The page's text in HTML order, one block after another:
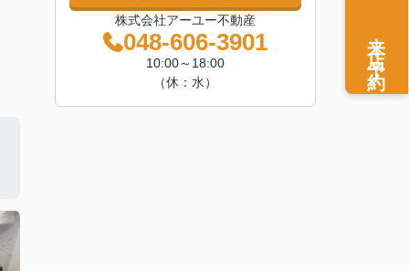
株式会社アーユー不動産
048-606-3901
10:00～18:00
（休：水）
来店予約